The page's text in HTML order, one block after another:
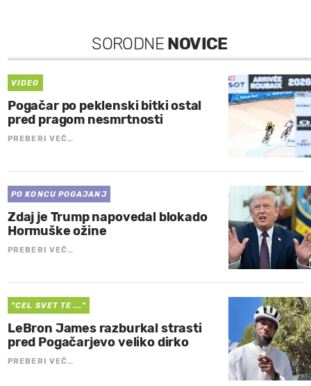
SORODNE NOVICE
VIDEO
Pogačar po peklenski bitki ostal
pred pragom nesmrtnosti
PREBERI VEČ…
PO KONCU POGAJANJ
Zdaj je Trump napovedal blokado
Hormuške ožine
PREBERI VEČ…
"CEL SVET TE ..."
LeBron James razburkal strasti
pred Pogačarjevo veliko dirko
PREBERI VEČ…